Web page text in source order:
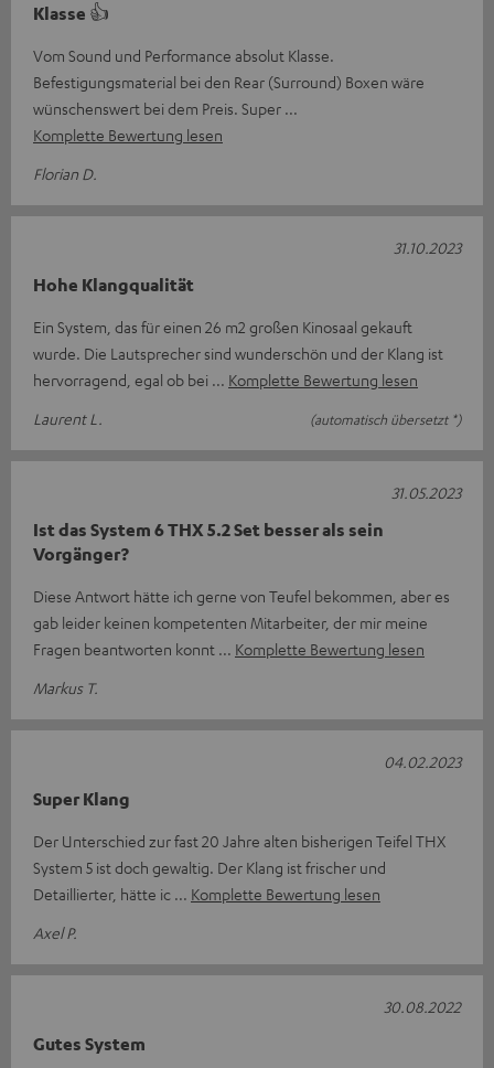
Klasse 👍
Vom Sound und Performance absolut Klasse.
Befestigungsmaterial bei den Rear (Surround) Boxen wäre
wünschenswert bei dem Preis. Super
Komplette Bewertung lesen
Florian D.
Hohe Klangqualität
Ein System, das für einen 26 m2 großen Kinosaal gekauft
wurde. Die Lautsprecher sind wunderschön und der Klang ist
hervorragend, egal ob bei
Komplette Bewertung lesen
Laurent L.
(automatisch übersetzt *)
31.10.2023
Ist das System 6 THX 5.2 Set besser als sein
Vorgänger?
Diese Antwort hätte ich gerne von Teufel bekommen, aber es
gab leider keinen kompetenten Mitarbeiter, der mir meine
Fragen beantworten konnt
Komplette Bewertung lesen
Markus T.
31.05.2023
Super Klang
Der Unterschied zur fast 20 Jahre alten bisherigen Teifel THX
System 5 ist doch gewaltig. Der Klang ist frischer und
Detaillierter, hätte ic
Komplette Bewertung lesen
Axel P.
04.02.2023
Gutes System
30.08.2022